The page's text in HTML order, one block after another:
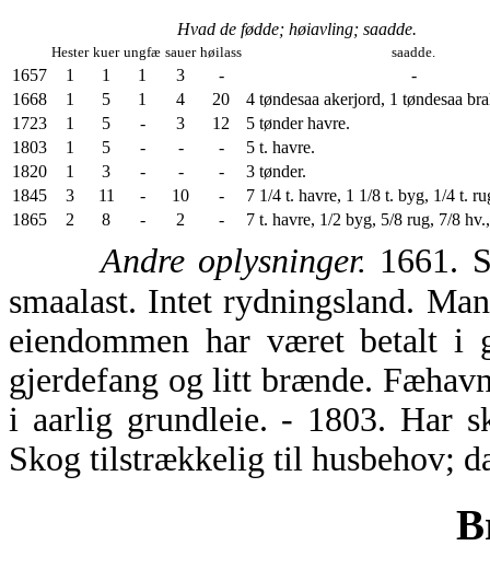
Hvad de fødde; høiavling; saadde.
Hester kuer ungfæ sauer høilass saadde.
1657 1 1 1 3 -
-
1668
1 5 1 4 20
4 tøndesaa akerjord, 1 tøndesaa
1723
1 5 - 3 12
5 tønder havre.
1803
1 5 - - -
5 t. havre.
1820
1 3 - - -
3 tønder.
1845
3 11 - 10 -
7 1/4 t. havre, 1 1/8 t. byg, 1/4 t.
1865
2 8 - 2 - 7 t. havre, 1/2 byg, 5/8 rug, 7/8
Andre oplysninger. 1661.
smaalast. Intet rydningsland.
eiendommen har været betalt
gjerdefang og litt brænde.
i aarlig grundleie. - 1803. Har
Skog tilstrækkelig til husbehov;